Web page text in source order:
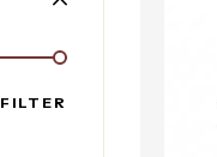
FILTER